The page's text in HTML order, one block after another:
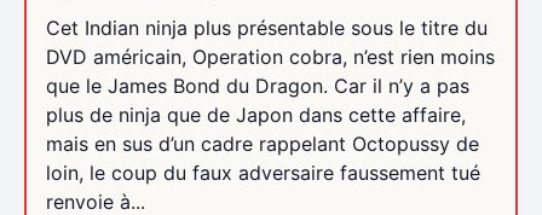
Cet Indian ninja plus présentable sous le titre du
DVD américain, Operation cobra, n’est rien moins
que le James Bond du Dragon. Car il n’y a pas
plus de ninja que de Japon dans cette affaire,
mais en sus d’un cadre rappelant Octopussy de
loin, le coup du faux adversaire faussement tué
renvoie à...